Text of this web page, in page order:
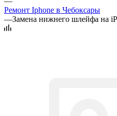
Ремонт Iphone в Чебоксары
—Замена нижнего шлейфа на